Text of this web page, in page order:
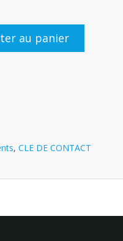
au panier
, CLE DE CONTACT